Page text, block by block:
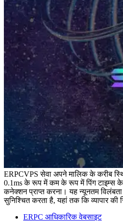
ERPCVPS सेवा अपने मालिक के करीब
0.1ms के रूप में कम के रूप में पिंग टाइम्स
कनेक्शन प्राप्त करना। यह न्यूनतम
सुनिश्चित करता है, यहां तक कि व्यापार की
ERPC आधिकारिक वेबसाइट